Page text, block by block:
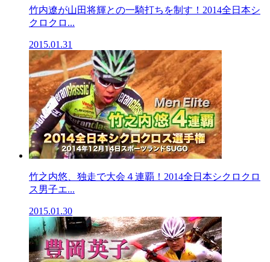
竹内遼が山田将輝との一騎打ちを制す！2014全日本シ
クロクロ...
2015.01.31
竹之内悠、独走で大会４連覇！2014全日本シクロクロ
ス男子エ...
2015.01.30